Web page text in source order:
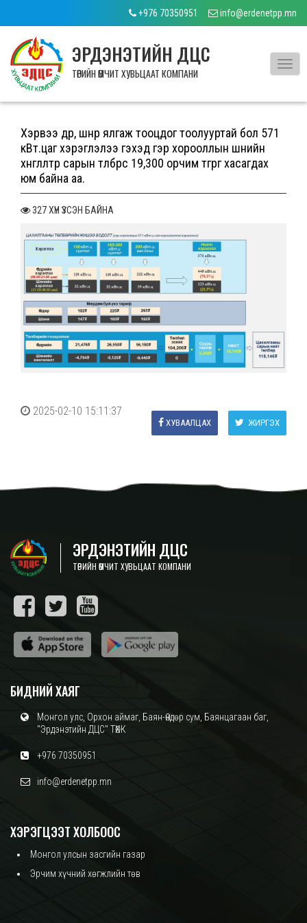
+976 70350951 info@erdenetpp.mn
ЭРДЭНЭТИЙН ДЦС
ТӨРИЙН ӨМЧИТ ХУВЬЦААТ КОМПАНИ
Хэрвээ өдөр, шөнөөр ялгаж тооцдог тоолууртай бол 571
кВт.цаг хэрэглэлээ гэхэд гэр хорооллын шөнийн
хөнгөлөлтөөр сарын төлбөрөөс 19,300 орчим төгрөг хасагдах
юм байна аа.
327 ХҮН ҮЗСЭН БАЙНА
2025-02-10 15:11:37
ЖИРГЭХ
ХУВААЛЦАХ
ЭРДЭНЭТИЙН ДЦС
ТӨРИЙН ӨМЧИТ ХУВЬЦААТ КОМПАНИ
БИДНИЙ ХАЯГ
Монгол улс, Орхон аймаг, Баян-Өндөр сум, Баянцагаан баг,
"Эрдэнэтийн ДЦС" ТӨХК
+976 70350951
info@erdenetpp.mn
ХЭРЭГЦЭЭТ ХОЛБООС
Монгол улсын засгийн газар
Эрчим хүчний хөгжлийн төв